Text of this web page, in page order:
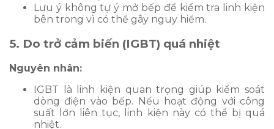
Lưu ý không tự ý mở bếp để kiểm tra linh kiện
bên trong vì có thể gây nguy hiểm.
5. Do trở cảm biến (IGBT) quá nhiệt
Nguyên nhân:
IGBT là linh kiện quan trọng giúp kiểm soát
dòng điện vào bếp. Nếu hoạt động với công
suất lớn liên tục, linh kiện này có thể bị quá
nhiệt.